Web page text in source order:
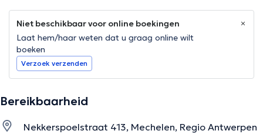
Niet beschikbaar voor online boekingen
Laat hem/haar weten dat u graag online wilt
boeken
Verzoek verzenden
Bereikbaarheid
Nekkerspoelstraat 413, Mechelen, Regio Antwerpen